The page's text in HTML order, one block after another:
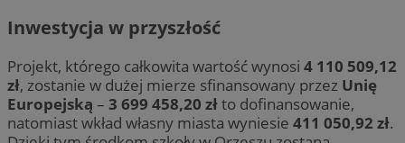
Inwestycja w przyszłość
Projekt, którego całkowita wartość wynosi 4 110 509,12
zł, zostanie w dużej mierze sfinansowany przez Unię
Europejską – 3 699 458,20 złto dofinansowanie,
natomiast wkład własny miasta wyniesie 411 050,92 zł.